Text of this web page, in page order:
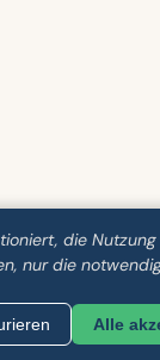
die
nur die
Alle